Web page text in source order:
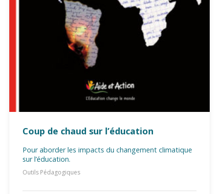
Coup de chaud sur l’éducation
Pour aborder les impacts du changement climatique
sur l’éducation.
Outils Pédagogiques